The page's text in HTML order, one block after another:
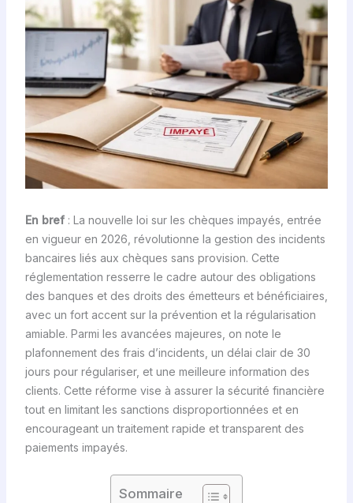
En bref: La nouvelle loi sur les chèques impayés, entrée
en vigueur en 2026, révolutionne la gestion des incidents
bancaires liés aux chèques sans provision. Cette
réglementation resserre le cadre autour des obligations
des banques et des droits des émetteurs et bénéficiaires,
avec un fort accent sur la prévention et la régularisation
amiable. Parmi les avancées majeures, on note le
plafonnement des frais d’incidents, un délai clair de 30
jours pour régulariser, et une meilleure information des
clients. Cette réforme vise à assurer la sécurité financière
tout en limitant les sanctions disproportionnées et en
encourageant un traitement rapide et transparent des
paiements impayés.
Sommaire